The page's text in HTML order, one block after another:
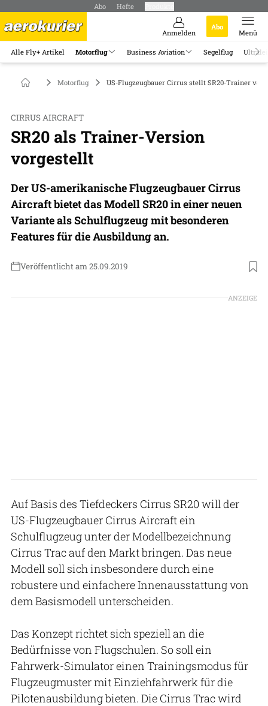
Abo Hefte
Anmelden
Abo
Menü
Alle Fly+ Artikel Motorflug Business Aviation Segelflug
Motorflug US-Flugzeugbauer Cirrus stellt SR20-Trainer vor.
CIRRUS AIRCRAFT
SR20 als Trainer-Version
vorgestellt
Der US-amerikanische Flugzeugbauer Cirrus
Aircraft bietet das Modell SR20 in einer neuen
Variante als Schulflugzeug mit besonderen
Features für die Ausbildung an.
Veröffentlicht am 25.09.2019
Foto: Cirrus Aircraft
ANZEIGE
Auf Basis des Tiefdeckers Cirrus SR20 will der
US-Flugzeugbauer Cirrus Aircraft ein
Schulflugzeug unter der Modellbezeichnung
Cirrus Trac auf den Markt bringen. Das neue
Modell soll sich insbesondere durch eine
robustere und einfachere Innenausstattung von
dem Basismodell unterscheiden.
Das Konzept richtet sich speziell an die
Bedürfnisse von Flugschulen. So soll ein
Fahrwerk-Simulator einen Trainingsmodus für
Flugzeugmuster mit Einziehfahrwerk für die
Pilotenausbildung bieten. Die Cirrus Trac wird